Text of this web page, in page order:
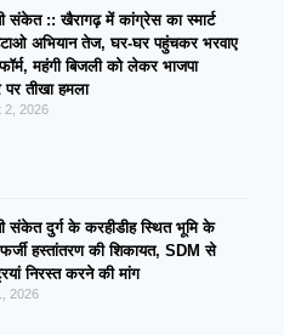
संकेत :: खैरागढ़ में कांग्रेस का स्मार्ट
अभियान तेज, घर-घर पहुंचकर भरवाए
महंगी बिजली को लेकर भाजपा
तीखा हमला
2, 2026
संकेत दुर्ग के करहीडीह स्थित भूमि के
हस्तांतरण की शिकायत, SDM से
निरस्त करने की मांग
2026